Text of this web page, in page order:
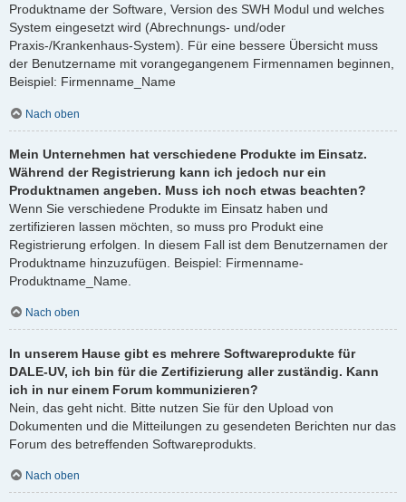
Produktname der Software, Version des SWH Modul und welches
System eingesetzt wird (Abrechnungs- und/oder
Praxis-/Krankenhaus-System). Für eine bessere Übersicht muss
der Benutzername mit vorangegangenem Firmennamen beginnen,
Beispiel: Firmenname_Name
Nach oben
Mein Unternehmen hat verschiedene Produkte im Einsatz.
Während der Registrierung kann ich jedoch nur ein
Produktnamen angeben. Muss ich noch etwas beachten?
Wenn Sie verschiedene Produkte im Einsatz haben und
zertifizieren lassen möchten, so muss pro Produkt eine
Registrierung erfolgen. In diesem Fall ist dem Benutzernamen der
Produktname hinzuzufügen. Beispiel: Firmenname-
Produktname_Name.
Nach oben
In unserem Hause gibt es mehrere Softwareprodukte für
DALE-UV, ich bin für die Zertifizierung aller zuständig. Kann
ich in nur einem Forum kommunizieren?
Nein, das geht nicht. Bitte nutzen Sie für den Upload von
Dokumenten und die Mitteilungen zu gesendeten Berichten nur das
Forum des betreffenden Softwareprodukts.
Nach oben